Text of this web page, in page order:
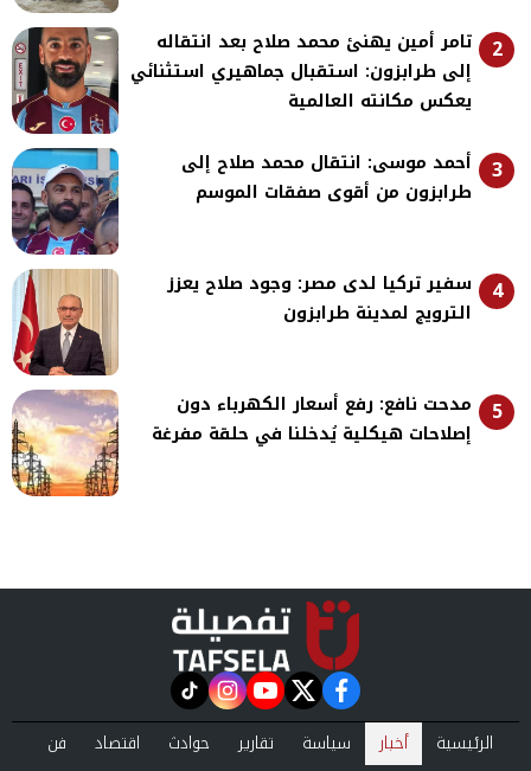
2
تامر أمين يهنئ محمد صلاح بعد انتقاله
إلى طرابزون: استقبال جماهيري استثنائي
يعكس مكانته العالمية
3
أحمد موسى: انتقال محمد صلاح إلى
طرابزون من أقوى صفقات الموسم
4
سفير تركيا لدى مصر: وجود صلاح يعزز
الترويج لمدينة طرابزون
5
مدحت نافع: رفع أسعار الكهرباء دون
إصلاحات هيكلية يُدخلنا في حلقة مفرغة
facebook
twitter
youtube
instagram
tiktok
الرئيسية أخبار سياسة تقارير حوادث اقتصاد
فن